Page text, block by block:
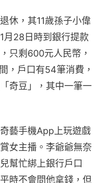
休，其11歲孫子小偉
月28日時到銀行提款
只剩600元人民幣，
，戶口有54筆消費，
奇豆」，其中一筆一
藝手機App上玩遊戲
女主播。李爺爺無奈
幫忙綁上銀行戶口
時不會問他拿錢，但